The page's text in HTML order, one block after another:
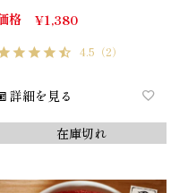
格 ¥1,380
4.5 （2）
詳細を見る
在庫切れ